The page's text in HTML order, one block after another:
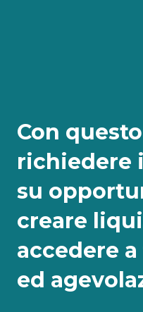
Con
richiedere
su
creare
accedere
ed